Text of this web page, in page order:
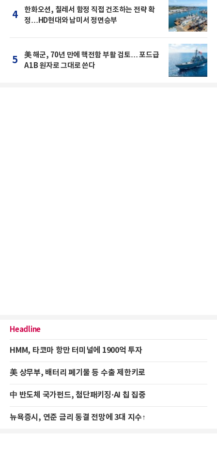
4
한화오션, 칠레서 함정 직접 건조하는 전략 확
정…HD현대와 남미서 정면승부
5
美 해군, 70년 만에 핵전함 부활 검토… 포드급
A1B 원자로 그대로 쓴다
Headline
HMM, 타코마 항만 터미널에 1900억 투자
美 상무부, 배터리 폐기물 등 수출 제한키로
中 반도체 국가펀드, 첨단패키징·AI 칩 집중
뉴욕증시, 연준 금리 동결 전망에 3대 지수↑